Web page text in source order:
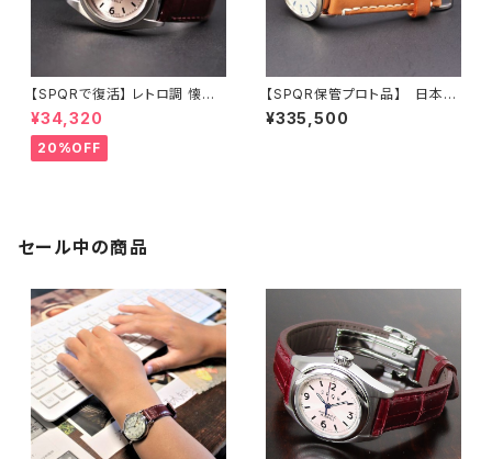
【SPQRで復活】 レトロ調 懐か
しい12時お洒落なブラウン竜頭
小型サイズのシンプルデザイン・
使い易さとオシャレ重視の手巻
付自動巻機械式 Ubud-Mピ
¥34,320
20%OFF
【SPQR保管プロト品】 日本の
磁器誕生４００年 を越えた手仕
事の有田焼・文字盤 × 有田焼・
¥335,500
セール中の商品